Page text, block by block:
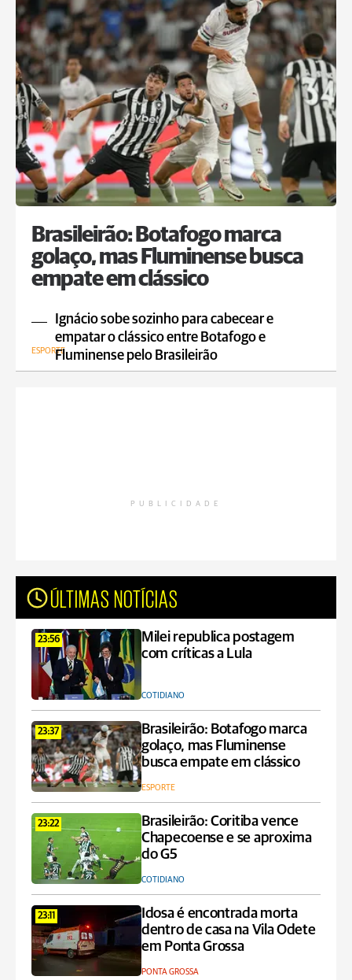
Brasileirão: Botafogo marca
golaço, mas Fluminense busca
empate em clássico
Ignácio sobe sozinho para cabecear e
empatar o clássico entre Botafogo e
Fluminense pelo Brasileirão
ESPORTE
PUBLICIDADE
ÚLTIMAS NOTÍCIAS
23:56
Milei republica postagem
com críticas a Lula
COTIDIANO
23:37
Brasileirão: Botafogo marca
golaço, mas Fluminense
busca empate em clássico
ESPORTE
23:22
Brasileirão: Coritiba vence
Chapecoense e se aproxima
do G5
COTIDIANO
23:11
Idosa é encontrada morta
dentro de casa na Vila Odete
em Ponta Grossa
PONTA GROSSA